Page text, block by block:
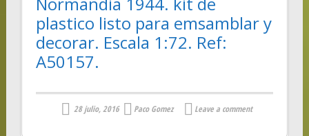
plastico listo para emsamblar y
decorar. Escala 1:72. Ref:
A50157.
28 julio, 2016 Paco Gomez Leave a comment